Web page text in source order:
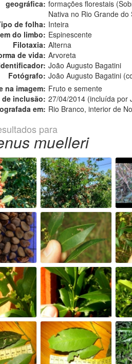
geográfica: formações florestais
Nativa no Rio Grande
de folha: Inteira
do limbo: Espinescente
Filotaxia: Alterna
de vida: Arvoreta
João Augusto Bagatini
Fotógrafo: João Augusto Bagatini
na imagem: Fruto e semente
de inclusão: 27/04/2014 (incluída por
em: Rio Branco, interior de
para
muelleri